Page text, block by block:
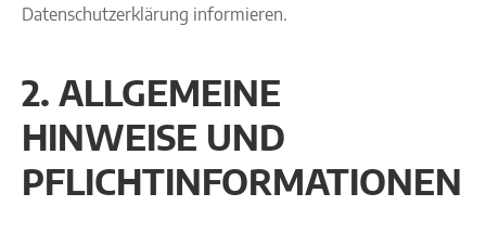
Datenschutzerklärung informieren.
2. ALLGEMEINE
HINWEISE UND
PFLICHTINFORMATIONEN